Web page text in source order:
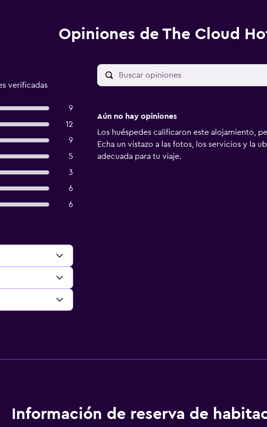
Opiniones de The Cloud
verificadas
9
12
9
5
3
6
6
Aún no hay opiniones
Los huéspedes calificaron este alojamiento,
Echa un vistazo a las fotos, los servicios y la
adecuada para tu viaje.
Información de reserva de